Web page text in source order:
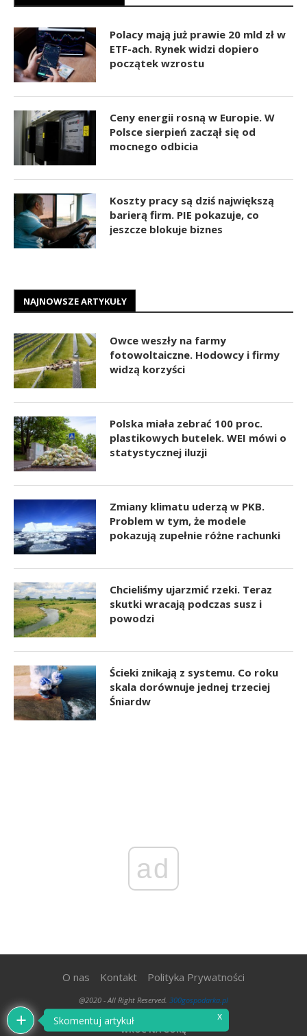
Polacy mają już prawie 20 mld zł w
ETF-ach. Rynek widzi dopiero
początek wzrostu
Ceny energii rosną w Europie. W
Polsce sierpień zaczął się od
mocnego odbicia
Koszty pracy są dziś największą
barierą firm. PIE pokazuje, co
jeszcze blokuje biznes
NAJNOWSZE ARTYKUŁY
Owce weszły na farmy
fotowoltaiczne. Hodowcy i firmy
widzą korzyści
Polska miała zebrać 100 proc.
plastikowych butelek. WEI mówi o
statystycznej iluzji
Zmiany klimatu uderzą w PKB.
Problem w tym, że modele
pokazują zupełnie różne rachunki
Chcieliśmy ujarzmić rzeki. Teraz
skutki wracają podczas susz i
powodzi
Ścieki znikają z systemu. Co roku
skala dorównuje jednej trzeciej
Śniardw
ad
O nas Kontakt Polityka Prywatności
@2020 - All Right Reserved. 300gospodarka.pl
WRÓĆ NA GÓRĘ
Skomentuj artykuł x